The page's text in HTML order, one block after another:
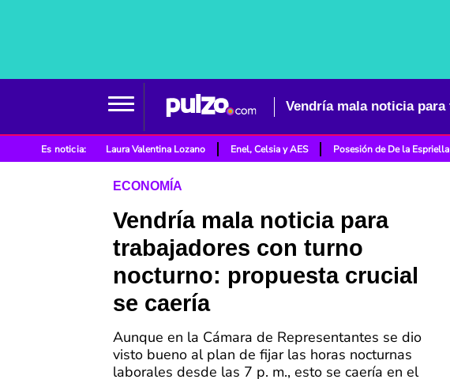
Es noticia: Laura Valentina Lozano Enel, Celsia y AES Posesión de De la Espriella
ECONOMÍA
Vendría mala noticia para
trabajadores con turno
nocturno: propuesta crucial
se caería
Aunque en la Cámara de Representantes se dio
visto bueno al plan de fijar las horas nocturnas
laborales desde las 7 p. m., esto se caería en el